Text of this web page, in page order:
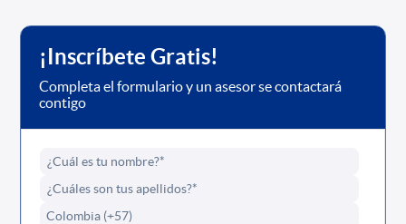
¡Inscríbete Gratis!
Completa el formulario y un asesor se contactará
contigo